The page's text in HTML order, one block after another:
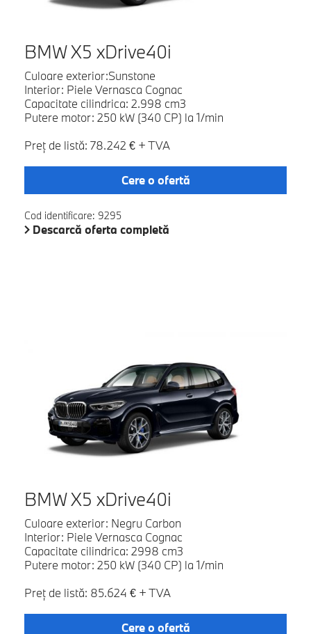
BMW X5 xDrive40i
Culoare exterior:Sunstone
Interior: Piele Vernasca Cognac
Capacitate cilindrica: 2.998 cm3
Putere motor: 250 kW (340 CP) la 1/min
Preţ de listă: 78.242 € + TVA
Cere o ofertă
Cod identificare: 9295
Descarcă oferta completă
BMW X5 xDrive40i
Culoare exterior: Negru Carbon
Interior: Piele Vernasca Cognac
Capacitate cilindrica: 2998 cm3
Putere motor: 250 kW (340 CP) la 1/min
Preţ de listă: 85.624 € + TVA
Cere o ofertă